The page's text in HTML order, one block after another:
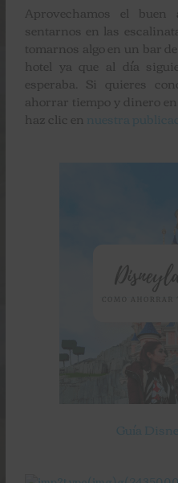
Aprovechamos el
sentarnos en las
tomarnos algo en un bar
hotel ya que al día
esperaba. Si quieres
ahorrar tiempo y dinero
haz clic en